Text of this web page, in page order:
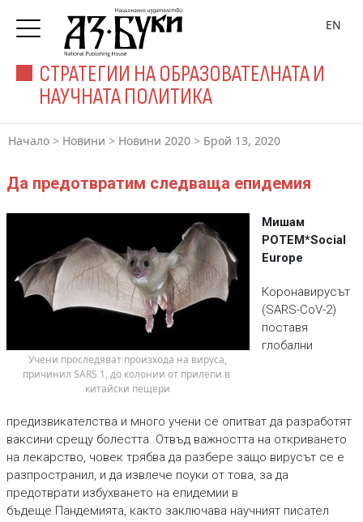
СТРАТЕГИИ НА ОБРАЗОВАТЕЛНАТА И
НАУЧНАТА ПОЛИТИКА
EN
Начало > Новини > Новини 2020 > Брой 13, 2020
Да предотвратим следваща епидемия
причинил SARS 1, до колонии от прилепи в
китайски пещери
Мишам
РОТЕМ*Social
Europe
Коронавирусът
(SARS-CoV-2)
поставя
глобални
предизвикателства и много учени се опитват да разработят
ваксини срещу болестта. Отвъд важността на откриването
на лекарство, човек трябва да разбере защо вирусът се е
разпространил, и да извлече поуки от това, за да
предотврати избухването на епидемии в
бъдеще.Пандемията, както заключава научният писател